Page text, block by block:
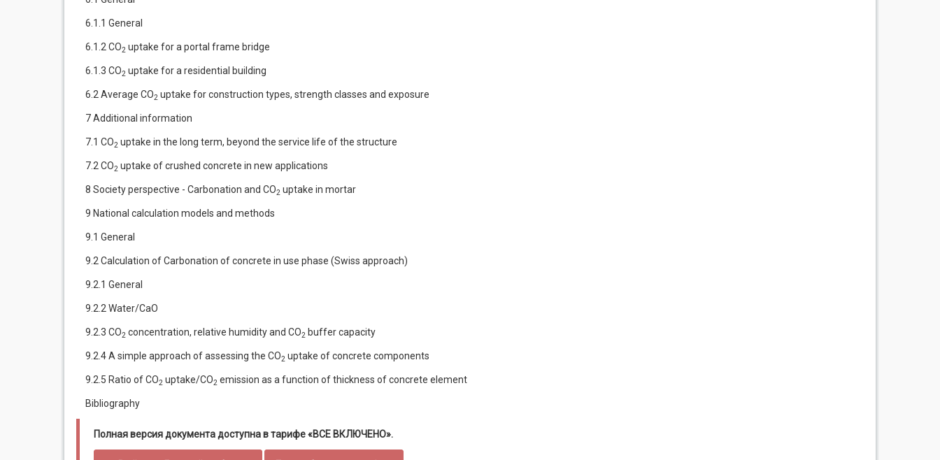
6.1.1 General
6.1.2 CO2 uptake for a portal frame bridge
6.1.3 CO2 uptake for a residential building
6.2 Average CO2 uptake for construction types, strength classes and exposure
7 Additional information
7.1 CO2 uptake in the long term, beyond the service life of the structure
7.2 CO2 uptake of crushed concrete in new applications
8 Society perspective - Carbonation and CO2 uptake in mortar
9 National calculation models and methods
9.1 General
9.2 Calculation of Carbonation of concrete in use phase (Swiss approach)
9.2.1 General
9.2.2 Water/CaO
9.2.3 CO2 concentration, relative humidity and CO2 buffer capacity
9.2.4 A simple approach of assessing the CO2 uptake of concrete components
9.2.5 Ratio of CO2 uptake/CO2 emission as a function of thickness of concrete element
Bibliography
Полная версия документа доступна в тарифе «ВСЕ ВКЛЮЧЕНО».